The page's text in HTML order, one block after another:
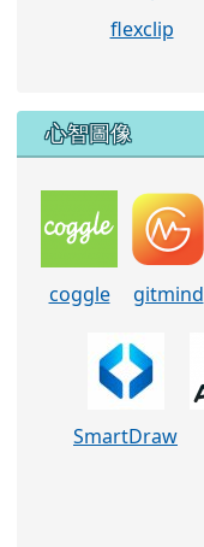
flexclip
心智圖像
coggle gitmind
SmartDraw